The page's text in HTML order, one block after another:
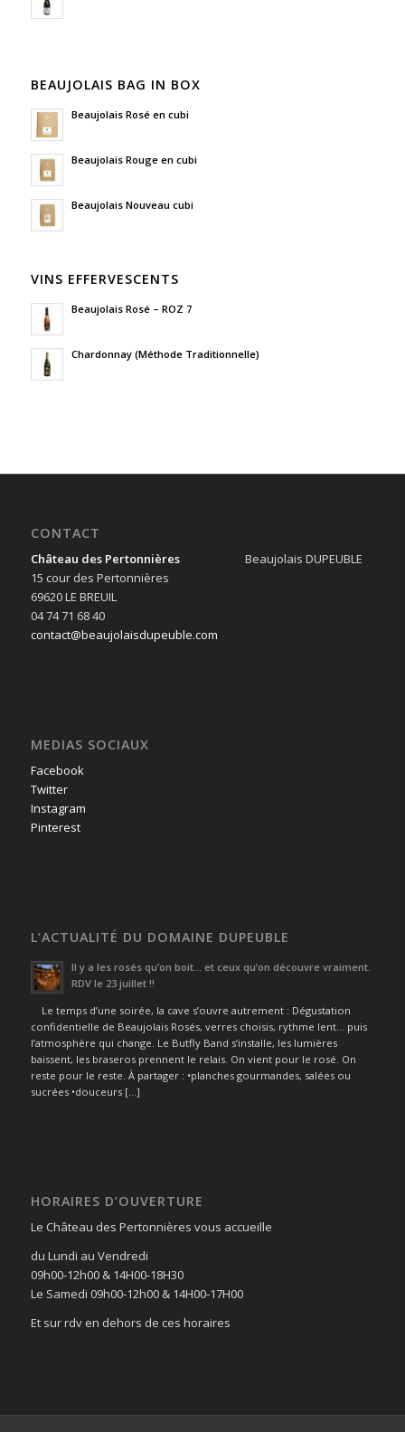
BEAUJOLAIS BAG IN BOX
Beaujolais Rosé en cubi
Beaujolais Rouge en cubi
Beaujolais Nouveau cubi
VINS EFFERVESCENTS
Beaujolais Rosé – ROZ 7
Chardonnay (Méthode Traditionnelle)
CONTACT
Château des Pertonnières
Beaujolais DUPEUBLE
15 cour des Pertonnières
69620 LE BREUIL
04 74 71 68 40
contact@beaujolaisdupeuble.com
MEDIAS SOCIAUX
Facebook
Twitter
Instagram
Pinterest
L’ACTUALITÉ DU DOMAINE DUPEUBLE
Il y a les rosés qu’on boit… et ceux qu’on découvre vraiment.
RDV le 23 juillet !!
Le temps d’une soirée, la cave s’ouvre autrement : Dégustation
confidentielle de Beaujolais Rosés, verres choisis, rythme lent… puis
l’atmosphère qui change. Le Butfly Band s’installe, les lumières
baissent, les braseros prennent le relais. On vient pour le rosé. On
reste pour le reste. À partager : •planches gourmandes, salées ou
sucrées •douceurs […]
HORAIRES D’OUVERTURE
Le Château des Pertonnières vous accueille
du Lundi au Vendredi
09h00-12h00 & 14H00-18H30
Le Samedi 09h00-12h00 & 14H00-17H00
Et sur rdv en dehors de ces horaires